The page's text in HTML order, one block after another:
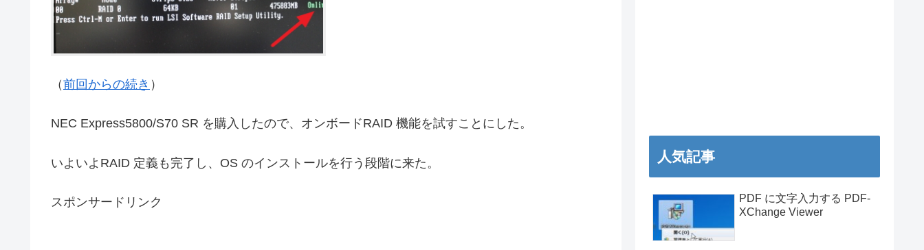
（前回からの続き ）
NEC Express5800/S70 SR を購入したので、オンボードRAID 機能を試すことにした。
いよいよRAID 定義も完了し、OS のインストールを行う段階に来た。
スポンサードリンク
人気記事
PDF に文字入力する PDF-
XChange Viewer